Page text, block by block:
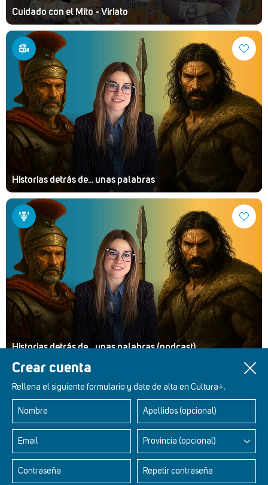
Crear cuenta
Rellena el siguiente formulario y date de alta en Cultura+.
Nombre Apellidos (opcional)
Email Provincia (opcional)
Contraseña Repetir contraseña
Cuidado con el Mito - Viriato
Historias detrás de... unas palabras
Historias detrás de... unas palabras (podcast)
Retablos Renacentistas Este de León